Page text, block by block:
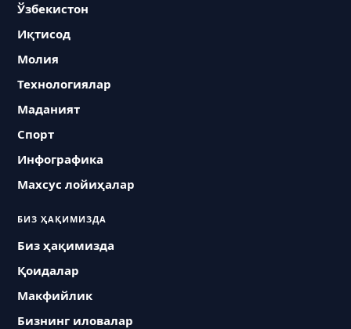
Ўзбекистон
Иқтисод
Молия
Технологиялар
Маданият
Спорт
Инфографика
Махсус лойиҳалар
БИЗ ҲАҚИМИЗДА
Биз ҳақимизда
Қоидалар
Макфийлик
Бизнинг иловалар